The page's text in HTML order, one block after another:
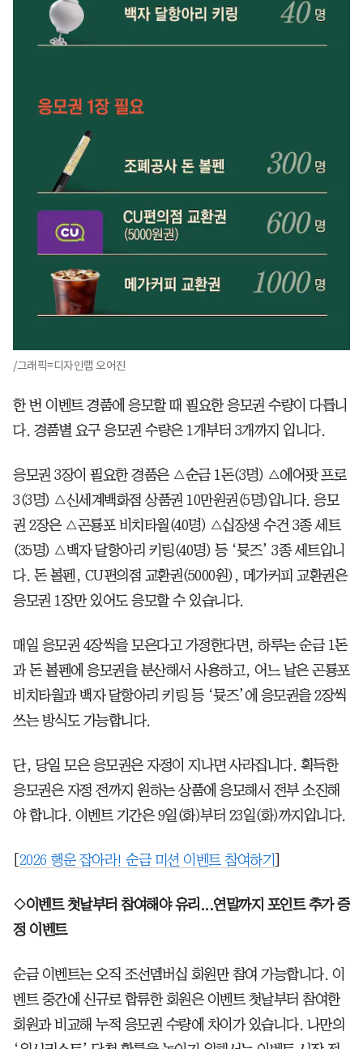
/그래픽=디자인랩 오어진
한 번 이벤트 경품에 응모할 때 필요한 응모권 수량이 다릅니
다. 경품별 요구 응모권 수량은 1개부터 3개까지 입니다.
응모권 3장이 필요한 경품은 △순금 1돈(3명) △에어팟 프로
3(3명) △신세계백화점 상품권 10만원권(5명)입니다. 응모
권 2장은 △곤룡포 비치타월(40명) △십장생 수건 3종 세트
(35명) △백자 달항아리 키링(40명) 등 ‘뮷즈’ 3종 세트입니
다. 돈 볼펜, CU편의점 교환권(5000원), 메가커피 교환권은
응모권 1장만 있어도 응모할 수 있습니다.
매일 응모권 4장씩을 모은다고 가정한다면, 하루는 순금 1돈
과 돈 볼펜에 응모권을 분산해서 사용하고, 어느 날은 곤룡포
비치타월과 백자 달항아리 키링 등 ‘뮷즈’에 응모권을 2장씩
쓰는 방식도 가능합니다.
단, 당일 모은 응모권은 자정이 지나면 사라집니다. 획득한
응모권은 자정 전까지 원하는 상품에 응모해서 전부 소진해
야 합니다. 이벤트 기간은 9일(화)부터 23일(화)까지입니다.
2026 행운 잡아라! 순금 미션 이벤트 참여하기
◇이벤트 첫날부터 참여해야 유리...연말까지 포인트 추가 증
정 이벤트
순금 이벤트는 오직 조선멤버십 회원만 참여 가능합니다. 이
벤트 중간에 신규로 합류한 회원은 이벤트 첫날부터 참여한
회원과 비교해 누적 응모권 수량에 차이가 있습니다. 나만의